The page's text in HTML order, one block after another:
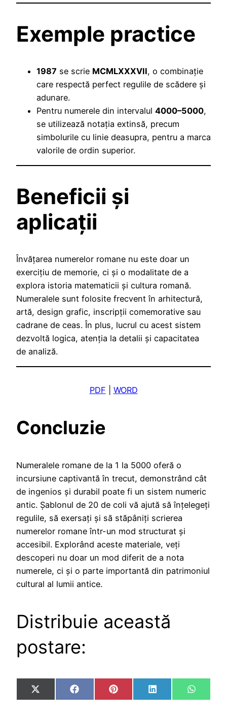
Exemple practice
1987 se scrie MCMLXXXVII, o combinație
care respectă perfect regulile de scădere și
adunare.
Pentru numerele din intervalul 4000–5000,
se utilizează notația extinsă, precum
simbolurile cu linie deasupra, pentru a marca
valorile de ordin superior.
Beneficii și
aplicații
Învățarea numerelor romane nu este doar un
exercițiu de memorie, ci și o modalitate de a
explora istoria matematicii și cultura romană.
Numeralele sunt folosite frecvent în arhitectură,
artă, design grafic, inscripții comemorative sau
cadrane de ceas. În plus, lucrul cu acest sistem
dezvoltă logica, atenția la detalii și capacitatea
de analiză.
PDF WORD
Concluzie
Numeralele romane de la 1 la 5000 oferă o
incursiune captivantă în trecut, demonstrând cât
de ingenios și durabil poate fi un sistem numeric
antic. Șablonul de 20 de coli vă ajută să înțelegeți
regulile, să exersați și să stăpâniți scrierea
numerelor romane într-un mod structurat și
accesibil. Explorând aceste materiale, veți
descoperi nu doar un mod diferit de a nota
numerele, ci și o parte importantă din patrimoniul
cultural al lumii antice.
Distribuie această
postare:
Share
on
X
(Twitter)
Share
on
FacebookShare
on
Pinterest Share
on
LinkedIn Share
on